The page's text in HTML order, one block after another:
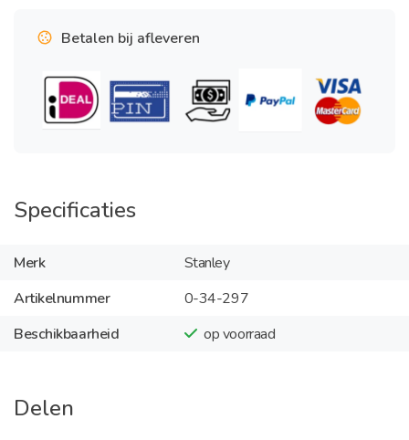
Betalen bij afleveren
Specificaties
Merk
Stanley
Artikelnummer
0-34-297
Beschikbaarheid
op voorraad
Delen